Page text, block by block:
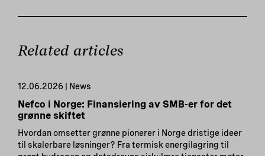
Related articles
12.06.2026 | News
Nefco i Norge: Finansiering av SMB-er for det
grønne skiftet
Hvordan omsetter grønne pionerer i Norge dristige ideer
til skalerbare løsninger? Fra termisk energilagring til